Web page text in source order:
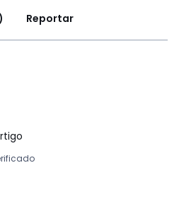
Reportar